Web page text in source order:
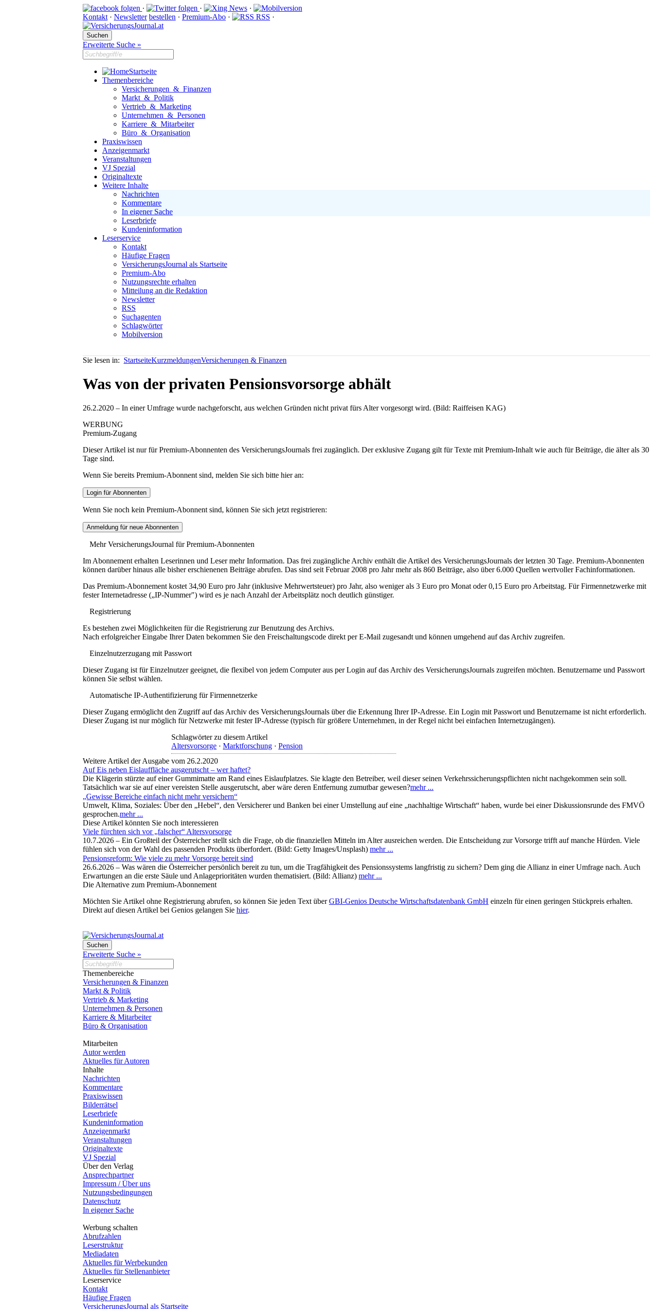
· ·
·
Kontakt · Newsletter bestellen · Premium-Abo · RSS ·
Erweiterte Suche »
Startseite
Themenbereiche
Versicherungen & Finanzen
Markt & Politik
Vertrieb & Marketing
Unternehmen & Personen
Karriere & Mitarbeiter
Büro & Organisation
Praxiswissen
Anzeigenmarkt
Veranstaltungen
VJ Spezial
Originaltexte
Weitere Inhalte
Nachrichten
Kommentare
In eigener Sache
Leserbriefe
Kundeninformation
Leserservice
Kontakt
Häufige Fragen
VersicherungsJournal als Startseite
Premium-Abo
Nutzungsrechte erhalten
Mitteilung an die Redaktion
Newsletter
RSS
Suchagenten
Schlagwörter
Mobilversion
Sie lesen in: StartseiteKurzmeldungenVersicherungen & Finanzen
Was von der privaten Pensionsvorsorge abhält
26.2.2020 – In einer Umfrage wurde nachgeforscht, aus welchen Gründen nicht privat fürs Alter vorgesorgt wird. (Bild: Raiffeisen KAG)
WERBUNG
Premium-Zugang
Dieser Artikel ist nur für Premium-Abonnenten des VersicherungsJournals frei zugänglich. Der exklusive Zugang gilt für Texte mit Premium-Inhalt wie auch für Beiträge, die älter als 30
Tage sind.
Wenn Sie bereits Premium-Abonnent sind, melden Sie sich bitte hier an:
Wenn Sie noch kein Premium-Abonnent sind, können Sie sich jetzt registrieren:
Mehr VersicherungsJournal für Premium-Abonnenten
Im Abonnement erhalten Leserinnen und Leser mehr Information. Das frei zugängliche Archiv enthält die Artikel des VersicherungsJournals der letzten 30 Tage. Premium-Abonnenten
können darüber hinaus alle bisher erschienenen Beiträge abrufen. Das sind seit Februar 2008 pro Jahr mehr als 860 Beiträge, also über 6.000 Quellen wertvoller Fachinformationen.
Das Premium-Abonnement kostet 34,90 Euro pro Jahr (inklusive Mehrwertsteuer) pro Jahr, also weniger als 3 Euro pro Monat oder 0,15 Euro pro Arbeitstag. Für Firmennetzwerke mit
fester Internetadresse („IP-Nummer") wird es je nach Anzahl der Arbeitsplätz noch deutlich günstiger.
Registrierung
Es bestehen zwei Möglichkeiten für die Registrierung zur Benutzung des Archivs.
Nach erfolgreicher Eingabe Ihrer Daten bekommen Sie den Freischaltungscode direkt per E-Mail zugesandt und können umgehend auf das Archiv zugreifen.
Einzelnutzerzugang mit Passwort
Dieser Zugang ist für Einzelnutzer geeignet, die flexibel von jedem Computer aus per Login auf das Archiv des VersicherungsJournals zugreifen möchten. Benutzername und Passwort
können Sie selbst wählen.
Automatische IP-Authentifizierung für Firmennetzerke
Dieser Zugang ermöglicht den Zugriff auf das Archiv des VersicherungsJournals über die Erkennung Ihrer IP-Adresse. Ein Login mit Passwort und Benutzername ist nicht erforderlich.
Dieser Zugang ist nur möglich für Netzwerke mit fester IP-Adresse (typisch für größere Unternehmen, in der Regel nicht bei einfachen Internetzugängen).
Schlagwörter zu diesem Artikel
Altersvorsorge · Marktforschung · Pension
Weitere Artikel der Ausgabe vom 26.2.2020
Auf Eis neben Eislauffläche ausgerutscht – wer haftet?
Die Klägerin stürzte auf einer Gummimatte am Rand eines Eislaufplatzes. Sie klagte den Betreiber, weil dieser seinen Verkehrssicherungspflichten nicht nachgekommen sein soll.
Tatsächlich war sie auf einer vereisten Stelle ausgerutscht, aber wäre deren Entfernung zumutbar gewesen?mehr ...
„Gewisse Bereiche einfach nicht mehr versichern“
Umwelt, Klima, Soziales: Über den „Hebel“, den Versicherer und Banken bei einer Umstellung auf eine „nachhaltige Wirtschaft“ haben, wurde bei einer Diskussionsrunde des FMVÖ
gesprochen.mehr ...
Diese Artikel könnten Sie noch interessieren
Viele fürchten sich vor „falscher“ Altersvorsorge
10.7.2026 – Ein Großteil der Österreicher stellt sich die Frage, ob die finanziellen Mitteln im Alter ausreichen werden. Die Entscheidung zur Vorsorge trifft auf manche Hürden. Viele
fühlen sich von der Wahl des passenden Produkts überfordert. (Bild: Getty Images/Unsplash) mehr ...
Pensionsreform: Wie viele zu mehr Vorsorge bereit sind
26.6.2026 – Was wären die Österreicher persönlich bereit zu tun, um die Tragfähigkeit des Pensionssystems langfristig zu sichern? Dem ging die Allianz in einer Umfrage nach. Auch
Erwartungen an die erste Säule und Anlageprioritäten wurden thematisiert. (Bild: Allianz) mehr ...
Die Alternative zum Premium-Abonnement
Möchten Sie Artikel ohne Registrierung abrufen, so können Sie jeden Text überGBI-Genios Deutsche Wirtschaftsdatenbank GmbH einzeln für einen geringen Stückpreis erhalten.
Direkt auf diesen Artikel bei Genios gelangen Sie hier.
Erweiterte Suche »
Themenbereiche
Versicherungen & Finanzen
Markt & Politik
Vertrieb & Marketing
Unternehmen & Personen
Karriere & Mitarbeiter
Büro & Organisation
Mitarbeiten
Autor werden
Aktuelles für Autoren
Inhalte
Nachrichten
Kommentare
Praxiswissen
Bilderrätsel
Leserbriefe
Kundeninformation
Anzeigenmarkt
Veranstaltungen
Originaltexte
VJ Spezial
Über den Verlag
Ansprechpartner
Impressum / Über uns
Nutzungsbedingungen
Datenschutz
In eigener Sache
Werbung schalten
Abrufzahlen
Leserstruktur
Mediadaten
Aktuelles für Werbekunden
Aktuelles für Stellenanbieter
Leserservice
Kontakt
Häufige Fragen
VersicherungsJournal als Startseite